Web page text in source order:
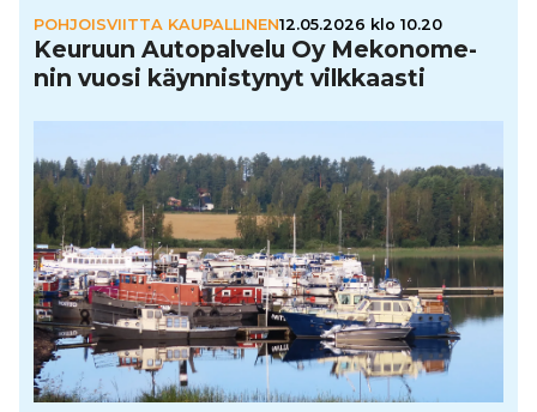
POHJOISVIITTA KAUPALLINEN12.05.2026 klo 10.20
Keuruun Auto­pal­velu Oy Meko­no­me­
nin vuosi käyn­nis­ty­nyt vilk­kaasti